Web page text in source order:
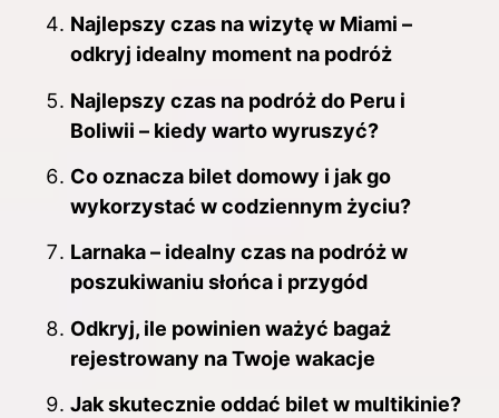
Najlepszy czas na wizytę w Miami –
odkryj idealny moment na podróż
Najlepszy czas na podróż do Peru i
Boliwii – kiedy warto wyruszyć?
Co oznacza bilet domowy i jak go
wykorzystać w codziennym życiu?
Larnaka – idealny czas na podróż w
poszukiwaniu słońca i przygód
Odkryj, ile powinien ważyć bagaż
rejestrowany na Twoje wakacje
Jak skutecznie oddać bilet w multikinie?